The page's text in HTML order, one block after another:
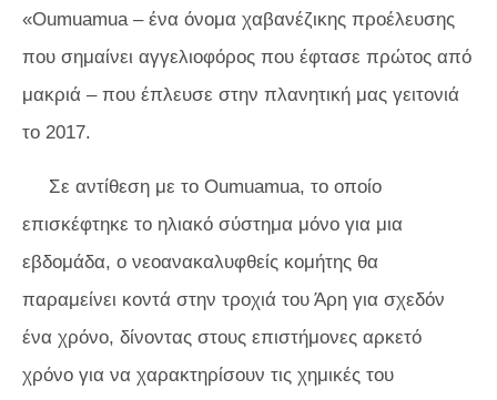
«Oumuamua – ένα όνομα χαβανέζικης προέλευσης
που σημαίνει αγγελιοφόρος που έφτασε πρώτος από
μακριά – που έπλευσε στην πλανητική μας γειτονιά
το 2017.
Σε αντίθεση με το Oumuamua, το οποίο
επισκέφτηκε το ηλιακό σύστημα μόνο για μια
εβδομάδα, ο νεοανακαλυφθείς κομήτης θα
παραμείνει κοντά στην τροχιά του Άρη για σχεδόν
ένα χρόνο, δίνοντας στους επιστήμονες αρκετό
χρόνο για να χαρακτηρίσουν τις χημικές του